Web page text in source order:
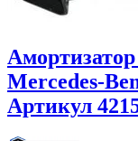
Mercedes-
Артикул